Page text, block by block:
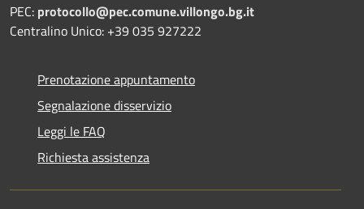
PEC: protocollo@pec.comune.villongo.bg.it
Centralino Unico: +39 035 927222
Prenotazione appuntamento
Segnalazione disservizio
Leggi le FAQ
Richiesta assistenza